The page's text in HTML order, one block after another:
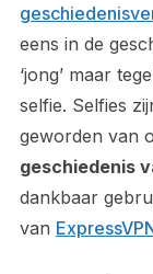
eens in de
‘jong’ maar
selfie. Selfies
geworden van
geschiedenis
dankbaar
van